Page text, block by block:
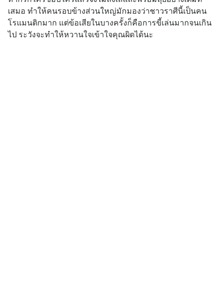
เสมอ ทำให้คนรอบข้างส่วนใหญ่มักมองว่าชาวราศีนี้เป็นคน
โรแมนติกมาก แต่ข้อเสียในบางครั้งก็คือการขี้เล่นมากจนเกิน
ไป ระวังจะทำให้หวานใจเข้าใจคุณผิดได้นะ